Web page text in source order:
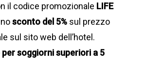
il codice promozionale LIFE
sconto del 5%sul prezzo
sul sito web dell’hotel.
per soggiorni superiori a 5